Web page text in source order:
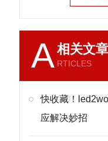
A相关文章
RTICLES
快收藏！
应解决妙招